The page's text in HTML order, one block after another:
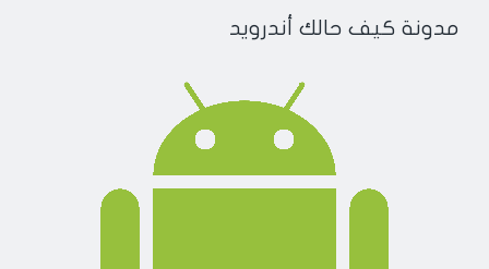
مدونة كيف حالك أندرويد